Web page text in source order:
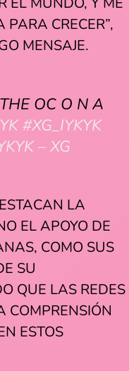
PARA CRECER”,
MENSAJE.
OC O N A
#XG_IYKYK
– XG
LA
EL APOYO DE
COMO SUS
SU
QUE LAS REDES
COMPRENSIÓN
ESTOS